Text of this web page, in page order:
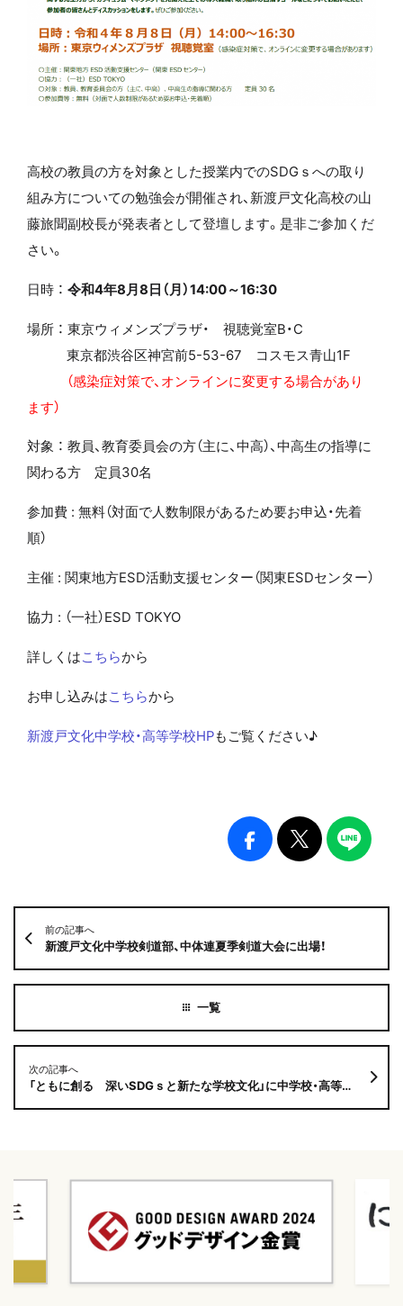
高校の教員の方を対象とした授業内でのSDGｓへの取り
組み方についての勉強会が開催され、新渡戸文化高校の山
藤旅聞副校長が発表者として登壇します。是非ご参加くだ
さい。
日時 ： 令和4年8月8日（月）14:00～16:30
場所 ： 東京ウィメンズプラザ・ 視聴覚室B・C
東京都渋谷区神宮前5-53-67 コスモス青山1F
（感染症対策で、オンラインに変更する場合があり
ます）
対象 ： 教員、教育委員会の方（主に、中高）、中高生の指導に
関わる方 定員30名
参加費 : 無料（対面で人数制限があるため要お申込・先着
順）
主催 : 関東地方ESD活動支援センター（関東ESDセンター）
協力 : （一社）ESD TOKYO
詳しくはこちらから
お申し込みはこちらから
新渡戸文化中学校・高等学校HPもご覧ください♪
前の記事へ
新渡戸文化中学校剣道部、中体連夏季剣道大会に出場！
次の記事へ
「ともに創る 深いSDGｓと新たな学校文化」に中学校・高等学校山藤副校長、小学校栢之間教諭が参加します